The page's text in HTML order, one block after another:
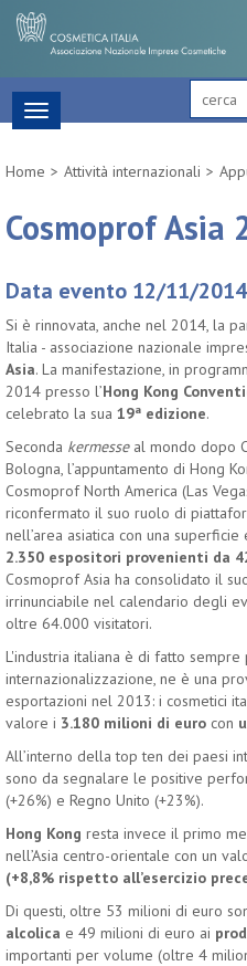
Toggle
navigation
Home
Attività internazionali
Cosmoprof Asia
Data evento 12/11/2014
Si è rinnovata, anche nel 2014, la
Italia - associazione nazionale
Asia. La manifestazione, in
2014 presso l’Hong Kong
celebrato la sua 19ª edizione.
Seconda kermesse al mondo dopo
Bologna, l’appuntamento di Hong
Cosmoprof North America (Las
riconfermato il suo ruolo di
nell’area asiatica con una superficie
2.350 espositori provenienti da
Cosmoprof Asia ha consolidato il
irrinunciabile nel calendario degli
oltre 64.000 visitatori.
L'industria italiana è di fatto sempre
internazionalizzazione, ne è una
esportazioni nel 2013: i cosmetici
valore i 3.180 milioni di euro con
All’interno della top ten dei paesi
sono da segnalare le positive
(+26%) e Regno Unito (+23%).
Hong Kong resta invece il primo
nell’Asia centro-orientale con un
(+8,8% rispetto all’esercizio
Di questi, oltre 53 milioni di euro
alcolica e 49 milioni di euro ai
importanti per volume (oltre 4